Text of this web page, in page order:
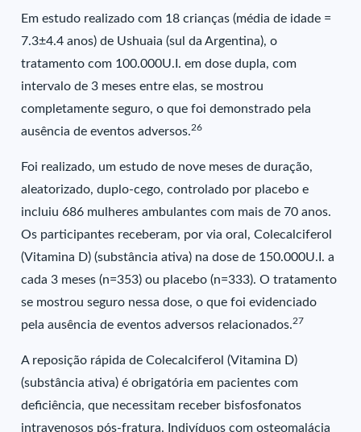
Em estudo realizado com 18 crianças (média de idade =
7.3±4.4 anos) de Ushuaia (sul da Argentina), o
tratamento com 100.000U.I. em dose dupla, com
intervalo de 3 meses entre elas, se mostrou
completamente seguro, o que foi demonstrado pela
ausência de eventos adversos.26
Foi realizado, um estudo de nove meses de duração,
aleatorizado, duplo-cego, controlado por placebo e
incluiu 686 mulheres ambulantes com mais de 70 anos.
Os participantes receberam, por via oral, Colecalciferol
(Vitamina D) (substância ativa) na dose de 150.000U.I. a
cada 3 meses (n=353) ou placebo (n=333). O tratamento
se mostrou seguro nessa dose, o que foi evidenciado
pela ausência de eventos adversos relacionados.27
A reposição rápida de Colecalciferol (Vitamina D)
(substância ativa) é obrigatória em pacientes com
deficiência, que necessitam receber bisfosfonatos
intravenosos pós-fratura. Indivíduos com osteomalácia